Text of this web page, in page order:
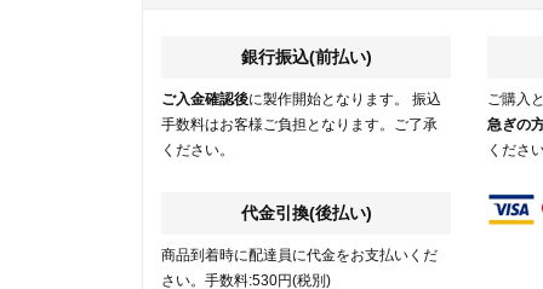
銀行振込(前払い)
ご入金確認後に製作開始となります。 振込
手数料はお客様ご負担となります。ご了承
ください。
代金引換(後払い)
商品到着時に配達員に代金をお支払いくだ
さい。手数料:530円(税別)
ご購入
急ぎの
くださ